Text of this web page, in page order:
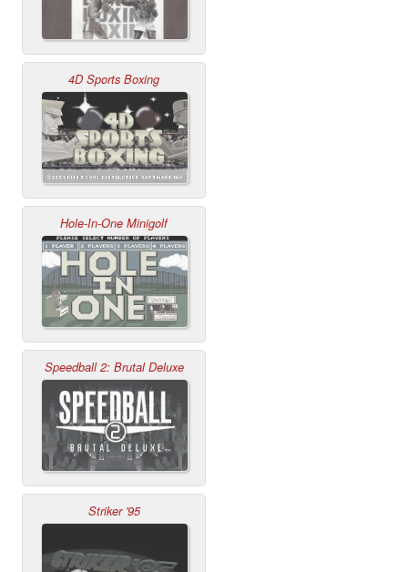
4D Sports Boxing
Hole-In-One Minigolf
Speedball 2: Brutal Deluxe
Striker '95